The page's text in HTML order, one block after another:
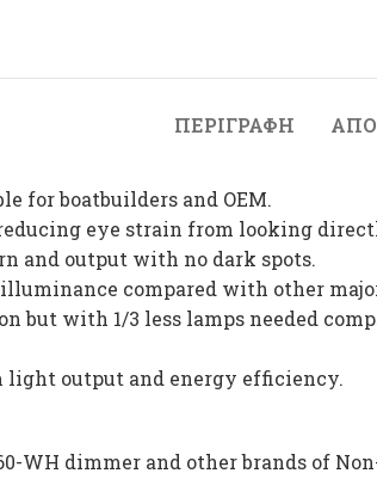
ΠΕΡΙΓΡΑΦΉ
for boatbuilders and OEM.
eye strain from looking
and output with no dark spots.
compared with other
but with 1/3 less lamps needed
light output and energy efficiency.
WH dimmer and other brands of